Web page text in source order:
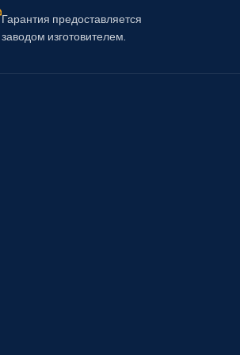
Гарантия предоставляется
заводом изготовителем.